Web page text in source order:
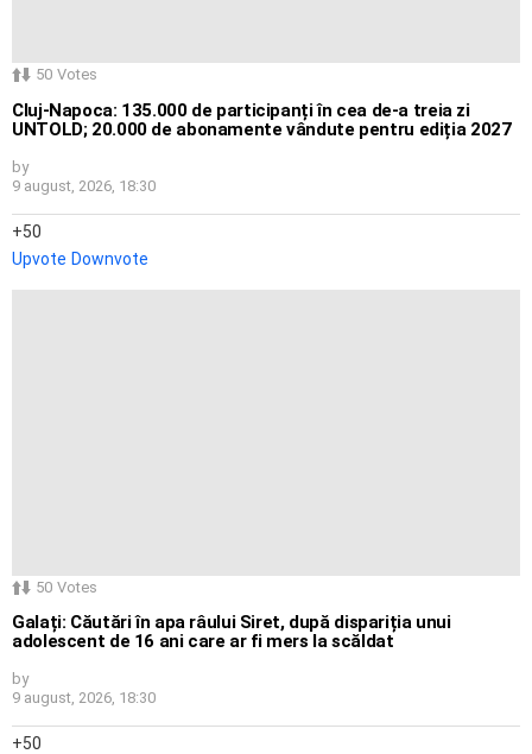
50 Votes
Cluj-Napoca: 135.000 de participanți în cea de-a treia zi
UNTOLD; 20.000 de abonamente vândute pentru ediția 2027
by
9 august, 2026, 18:30
50
Upvote Downvote
50 Votes
Galați: Căutări în apa râului Siret, după dispariția unui
adolescent de 16 ani care ar fi mers la scăldat
by
9 august, 2026, 18:30
50